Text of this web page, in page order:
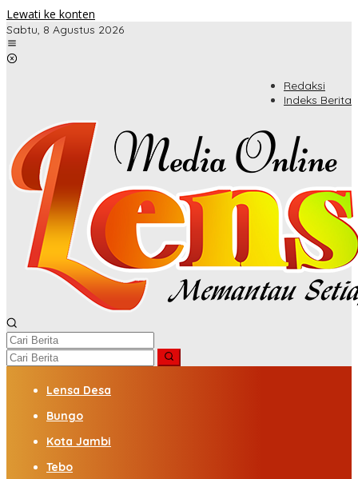
Lewati ke konten
Sabtu, 8 Agustus 2026
Redaksi
Indeks Berita
Lensa Desa
Bungo
Kota Jambi
Tebo